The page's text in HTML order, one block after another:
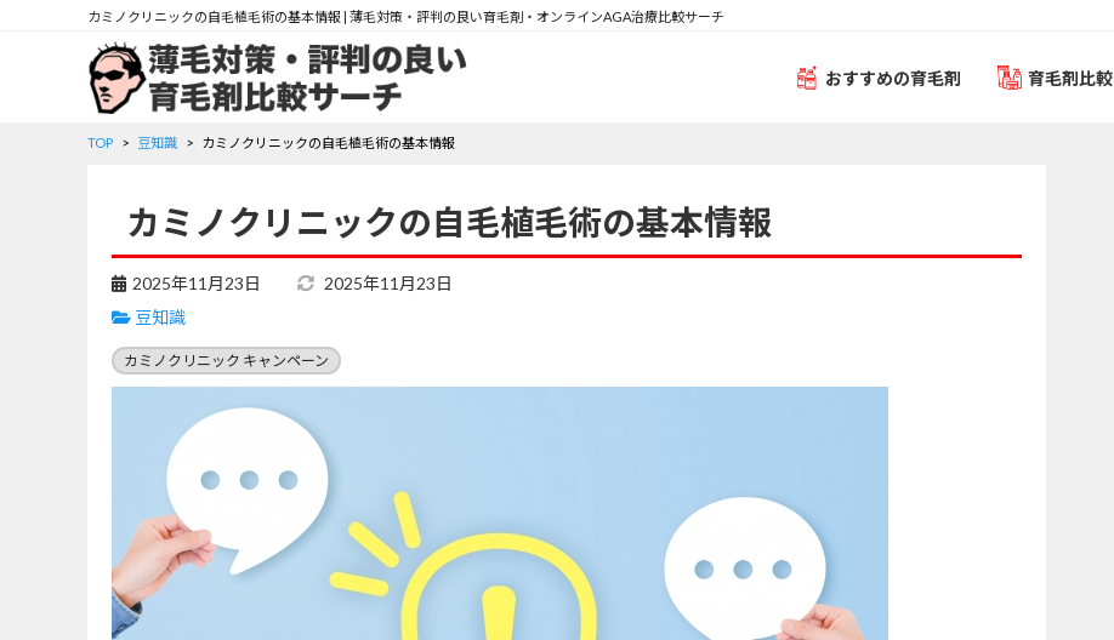
カミノクリニックの自毛植毛術の基本情報 | 薄毛対策・評判の良い育毛剤・オンラインAGA治療比較サーチ
おすすめの育毛剤 育毛剤比較
TOP 豆知識 カミノクリニックの自毛植毛術の基本情報
カミノクリニックの自毛植毛術の基本情報
2025年11月23日
2025年11月23日
豆知識
カミノクリニック キャンペーン